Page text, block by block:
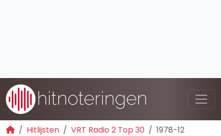
Hitlijsten VRT Radio 2 Top 30 1978-12